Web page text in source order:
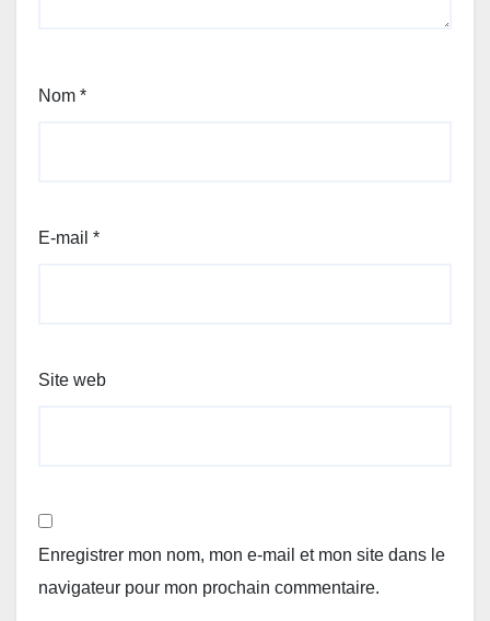
Nom *
E-mail *
Site web
Enregistrer mon nom, mon e-mail et mon site dans le
navigateur pour mon prochain commentaire.